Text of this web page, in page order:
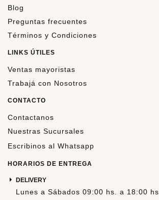
Blog
Preguntas frecuentes
Términos y Condiciones
LINKS ÚTILES
Ventas mayoristas
Trabajá con Nosotros
CONTACTO
Contactanos
Nuestras Sucursales
Escribinos al Whatsapp
HORARIOS DE ENTREGA
DELIVERY
Lunes a Sábados 09:00 hs. a 18:00 hs.